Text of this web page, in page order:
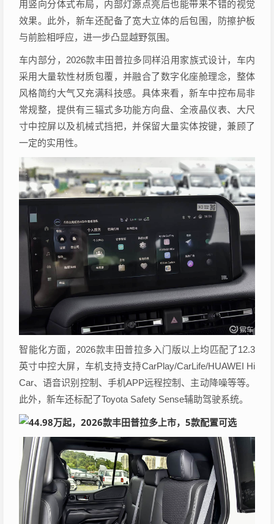
用竖向分体式布局，内部灯源点亮后也能带来不错的视觉
效果。此外，新车还配备了宽大立体的后包围，防擦护板
与前脸相呼应，进一步凸显越野氛围。
车内部分，2026款丰田普拉多同样沿用家族式设计，车内
采用大量软性材质包覆，并融合了数字化座舱理念，整体
风格简约大气又充满科技感。具体来看，新车中控布局非
常规整，提供有三辐式多功能方向盘、全液晶仪表、大尺
寸中控屏以及机械式挡把，并保留大量实体按键，兼顾了
一定的实用性。
智能化方面，2026款丰田普拉多入门版以上均匹配了12.3
英寸中控大屏，车机支持支持CarPlay/CarLife/HUAWEI Hi
Car、语音识别控制、手机APP远程控制、主动降噪等等。
此外，新车还标配了Toyota Safety Sense辅助驾驶系统。